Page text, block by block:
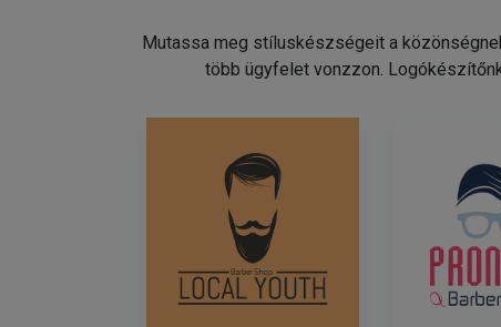
Mutassa meg stíluskészségeit a
több ügyfelet vonzzon.